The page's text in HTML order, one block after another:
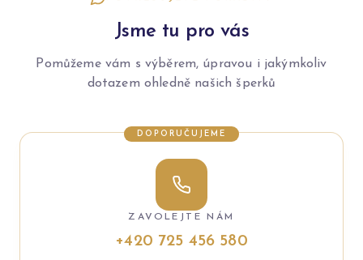
Jsme tu pro vás
Pomůžeme vám s výběrem, úpravou i jakýmkoliv
dotazem ohledně našich šperků
DOPORUČUJEME
ZAVOLEJTE NÁM
+420 725 456 580